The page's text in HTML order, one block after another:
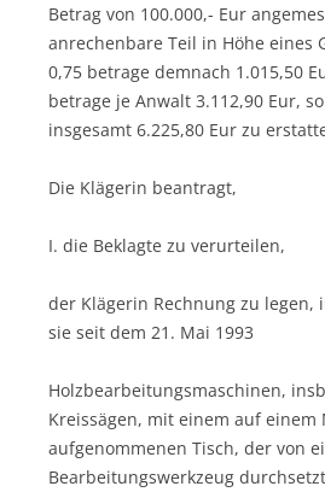
Betrag von 100.000,- Eur
anrechenbare Teil in Höhe eines
0,75 betrage demnach 1.015,50
betrage je Anwalt 3.112,90 Eur,
insgesamt 6.225,80 Eur zu
Die Klägerin beantragt,
I. die Beklagte zu verurteilen,
der Klägerin Rechnung zu legen,
sie seit dem 21. Mai 1993
Holzbearbeitungsmaschinen,
Kreissägen, mit einem auf einem
aufgenommenen Tisch, der von
Bearbeitungswerkzeug